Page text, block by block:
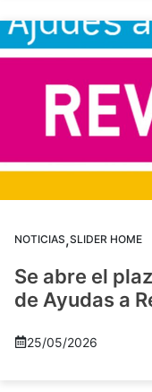
NOTICIAS,SLIDER HOME
Se abre el
de Ayudas a
25/05/2026